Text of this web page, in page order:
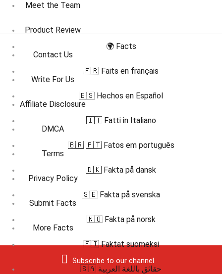
Meet the Team
Product Review
Contact Us
Write For Us
Affiliate Disclosure
DMCA
Terms
Privacy Policy
Submit Facts
More Facts
Subscribe to our channel
🌍 Facts
🇫🇷 Faits en français
🇪🇸 Hechos en Español
🇮🇹 Fatti in Italiano
🇧🇷 🇵🇹 Fatos em português
🇩🇰 Fakta på dansk
🇸🇪 Fakta på svenska
🇳🇴 Fakta på norsk
🇫🇮 Faktat suomeksi
🇸🇦 حقائق باللغة العربية